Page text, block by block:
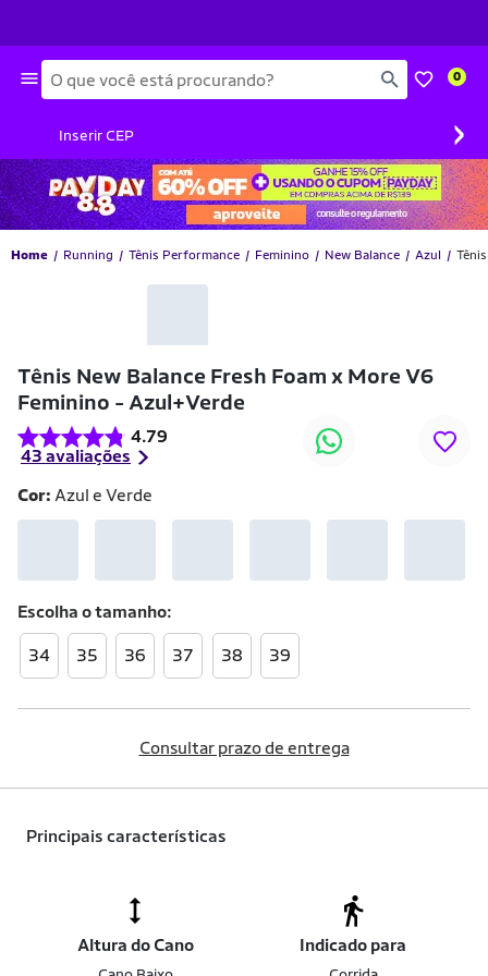
Busca 0
Inserir CEP ›
Home Running Tênis Performance Feminino New Balance Azul
Tênis New Balance Fresh Foam x More V6
Feminino - Azul+Verde
4.79
43 avaliações
-36% OFF
Cor: Azul e Verde
Escolha otamanho
34 35 36 37 38 39
Consultar prazo de entrega
Principais características
Altura do Cano Indicado para